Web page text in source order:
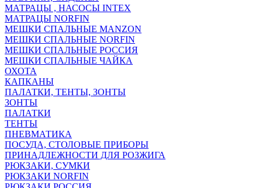
МАТРАЦЫ , НАСОСЫ INTEX
МАТРАЦЫ NORFIN
МЕШКИ СПАЛЬНЫЕ MANZON
МЕШКИ СПАЛЬНЫЕ NORFIN
МЕШКИ СПАЛЬНЫЕ РОССИЯ
МЕШКИ СПАЛЬНЫЕ ЧАЙКА
ОХОТА
КАПКАНЫ
ПАЛАТКИ, ТЕНТЫ, ЗОНТЫ
ЗОНТЫ
ПАЛАТКИ
ТЕНТЫ
ПНЕВМАТИКА
ПОСУДА, СТОЛОВЫЕ ПРИБОРЫ
ПРИНАДЛЕЖНОСТИ ДЛЯ РОЗЖИГА
РЮКЗАКИ, СУМКИ
РЮКЗАКИ NORFIN